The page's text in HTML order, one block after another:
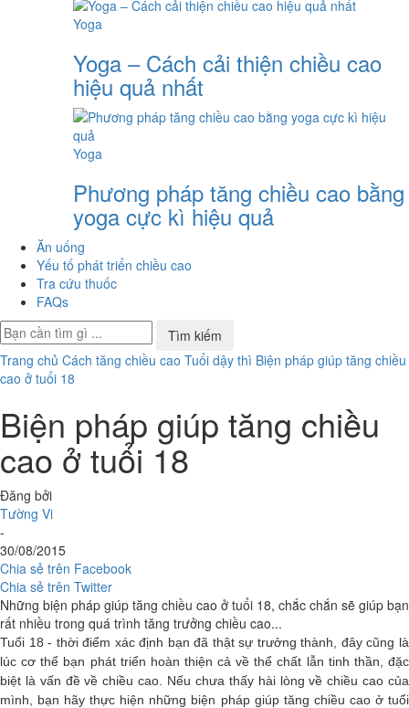
Yoga
Yoga – Cách cải thiện chiều cao
hiệu quả nhất
Yoga
Phương pháp tăng chiều cao bằng
yoga cực kì hiệu quả
Ăn uống
Yếu tố phát triển chiều cao
Tra cứu thuốc
FAQs
Trang chủ Cách tăng chiều cao Tuổi dậy thì Biện pháp giúp tăng chiều
cao ở tuổi 18
Biện pháp giúp tăng chiều
cao ở tuổi 18
Đăng bởi
Tường Vi
-
30/08/2015
Chia sẻ trên Facebook
Chia sẻ trên Twitter
Những biện pháp giúp tăng chiều cao ở tuổi 18, chắc chắn sẽ giúp bạn
rất nhiều trong quá trình tăng trưởng chiều cao...
Tuổi 18 - thời điểm xác định bạn đã thật sự trưởng thành, đây cũng là
lúc cơ thể bạn phát triển hoàn thiện cả về thể chất lẫn tinh thần, đặc
biệt là vấn đề về chiều cao. Nếu chưa thấy hài lòng về chiều cao của
mình, bạn hãy thực hiện những biện pháp giúp tăng chiều cao ở tuổi